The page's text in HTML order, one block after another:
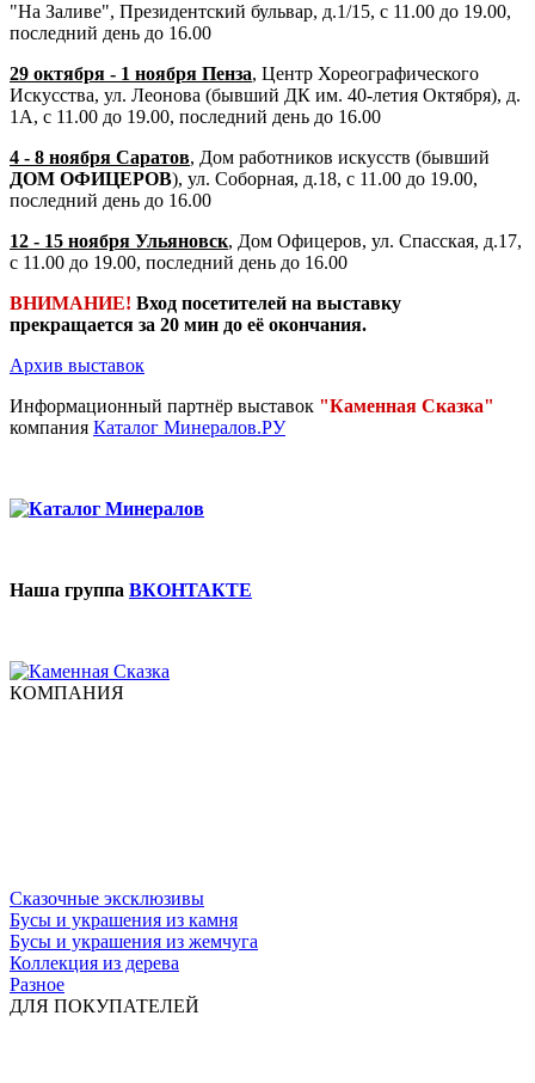
"На Заливе", Президентский бульвар, д.1/15, с 11.00 до 19.00,
последний день до 16.00
29 октября - 1 ноября Пенза, Центр Хореографического
Искусства, ул. Леонова (бывший ДК им. 40-летия Октября), д.
1А, с 11.00 до 19.00, последний день до 16.00
4 - 8 ноября Саратов, Дом работников искусств (бывший
ДОМ ОФИЦЕРОВ), ул. Соборная, д.18, с 11.00 до 19.00,
последний день до 16.00
12 - 15 ноября Ульяновск, Дом Офицеров, ул. Спасская, д.17,
с 11.00 до 19.00, последний день до 16.00
ВНИМАНИЕ! Вход посетителей на выставку
прекращается за 20 мин до её окончания.
Архив выставок
Информационный партнёр выставок "Каменная Сказка"
компания Каталог Минералов.РУ
Наша группа ВКОНТАКТЕ
КОМПАНИЯ
Сказочные эксклюзивы
Бусы и украшения из камня
Бусы и украшения из жемчуга
Коллекция из дерева
Разное
ДЛЯ ПОКУПАТЕЛЕЙ